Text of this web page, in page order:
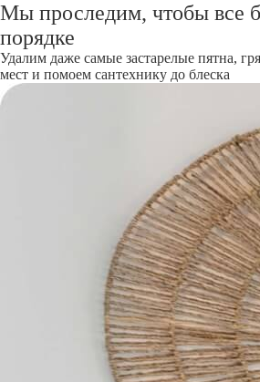
Мы проследим, чтобы все
порядке
Удалим даже самые застарелые пятна,
мест и помоем сантехнику до блеска